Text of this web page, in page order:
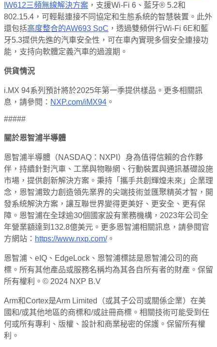
IW612三頻無線解決方案 ，支援Wi-Fi 6、藍牙® 5.2和
802.15.4，可輕鬆連接不同協定和生態系統的智慧裝置。此外
還包括高度整合的AW693 SoC ，透過雙頻併行Wi-Fi 6E和藍
牙5.3提供先進的汽車安全性，可在車內實現多個安全連接功
能，支持向軟體定義汽車的過渡期。
供貨情況
i.MX 94系列預計將於2025年第一季提供樣品。更多相關訊
息，請參閱： NXP.com/iMX94 。
#####
關於恩智浦半導體
恩智浦半導體（NASDAQ：NXPI）身為值得信賴的合作夥
伴，持續針對汽車、工業與物聯網、行動裝置與通訊基礎設施
市場，提供創新解決方案。秉持「攜手共創輝煌未來」企業理
念，恩智浦致力創造領先業界的尖端技術並匯聚精英才智，開
發系統解決方案，讓互聯世界變得更美好、更安全、更有保
障。恩智浦在全球逾30個國家設有業務機構，2023年公司全
年營業額達到132.8億美元。更多恩智浦相關訊息，請參閱官
方網站： https://www.nxp.com/。
恩智浦、eIQ、EdgeLock、恩智浦標誌是恩智浦公司的商
標。所有其他產品或服務名稱均為其各自所有者的財產。保留
所有權利。© 2024 NXP B.V
Arm和Cortex是Arm Limited（或其子公司或關係企業）在美
國和/或其他地區的商標和/或註冊商標。相關技術可能受到任
何或所有專利、版權、設計和商業秘密的保護。保留所有權
利。